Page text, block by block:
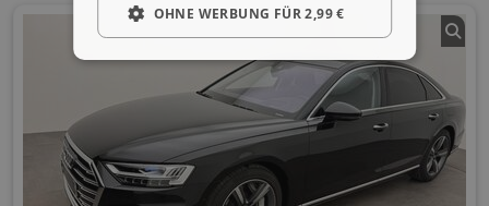
OHNE WERBUNG FÜR 2,99 €